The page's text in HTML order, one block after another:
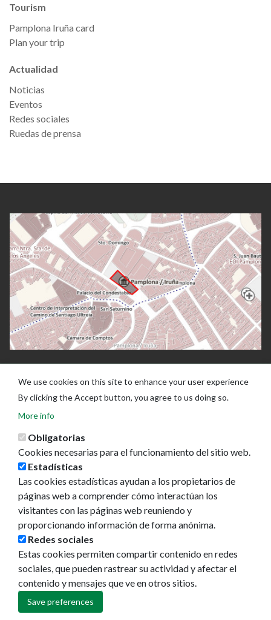
Tourism
Pamplona Iruña card
Plan your trip
Actualidad
Noticias
Eventos
Redes sociales
Ruedas de prensa
Ayuntamiento de Pamplona
Plaza Consistorial, s/n
31001 - Pamplona
948 420 100
pamplona@pamplona.es
Footer
menu
Aviso legal
Política de cookies
Política de privacidad
Accesibilidad
We use cookies on this site to enhance your user experience
By clicking the Accept button, you agree to us doing so.
More info
Obligatorias
Cookies necesarias para el funcionamiento del sitio web.
Estadísticas
Las cookies estadísticas ayudan a los propietarios de
páginas web a comprender cómo interactúan los
visitantes con las páginas web reuniendo y
proporcionando información de forma anónima.
Redes sociales
Estas cookies permiten compartir contenido en redes
sociales, que pueden rastrear su actividad y afectar el
contenido y mensajes que ve en otros sitios.
Save preferences